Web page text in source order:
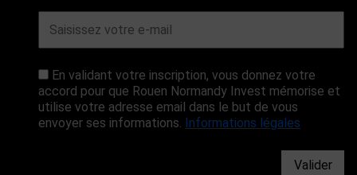
En validant votre inscription, vous donnez votre
accord pour que Rouen Normandy Invest mémorise et
utilise votre adresse email dans le but de vous
envoyer ses informations. Informations légales
Valider